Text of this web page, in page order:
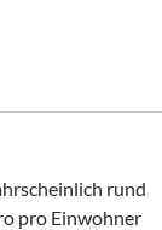
rund
pro Einwohner